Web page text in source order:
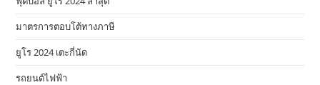
มาตรการตอบโต้ทางภาษี
ยูโร 2024 เตะกี่นัด
รถยนต์ไฟฟ้า